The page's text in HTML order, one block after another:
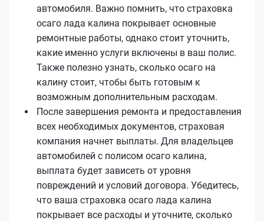
автомобиля. Важно помнить, что страховка
осаго лада калина покрывает основные
ремонтные работы, однако стоит уточнить,
какие именно услуги включены в ваш полис.
Также полезно узнать, сколько осаго на
калину стоит, чтобы быть готовым к
возможным дополнительным расходам.
После завершения ремонта и предоставления
всех необходимых документов, страховая
компания начнет выплаты. Для владельцев
автомобилей с полисом осаго калина,
выплата будет зависеть от уровня
повреждений и условий договора. Убедитесь,
что ваша страховка осаго лада калина
покрывает все расходы и уточните, сколько